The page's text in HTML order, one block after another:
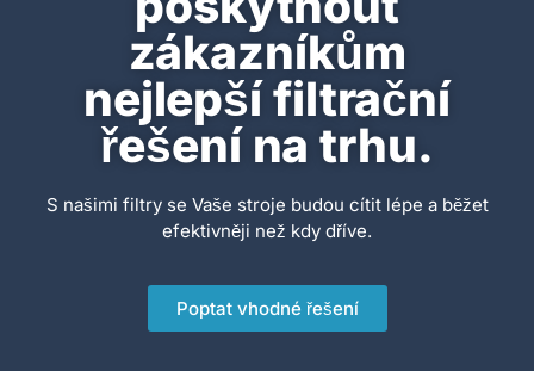
zákazníkům
nejlepší filtrační
řešení na trhu.
S našimi filtry se Vaše stroje budou cítit lépe a běžet
efektivněji než kdy dříve.
Poptat vhodné řešení